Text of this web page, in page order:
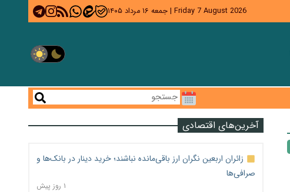
Friday 7 August 2026
| جمعه ۱۶ مرداد ۱۴۰۵
آخرین‌های اقتصادی
زائران اربعین نگران ارز باقی‌مانده نباشند؛ خرید دینار در بانک‌ها و
صرافی‌ها
۱ روز پیش